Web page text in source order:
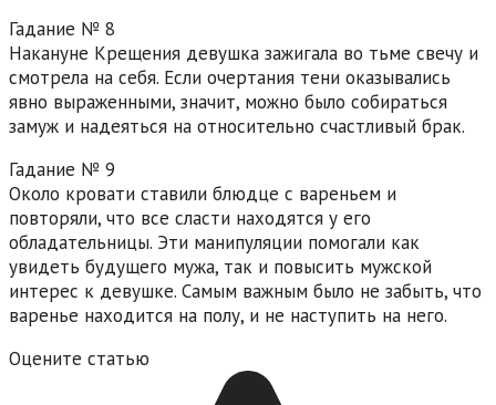
Гадание № 8
Накануне Крещения девушка зажигала во тьме свечу и
смотрела на себя. Если очертания тени оказывались
явно выраженными, значит, можно было собираться
замуж и надеяться на относительно счастливый брак.
Гадание № 9
Около кровати ставили блюдце с вареньем и
повторяли, что все сласти находятся у его
обладательницы. Эти манипуляции помогали как
увидеть будущего мужа, так и повысить мужской
интерес к девушке. Самым важным было не забыть, что
варенье находится на полу, и не наступить на него.
Оцените статью